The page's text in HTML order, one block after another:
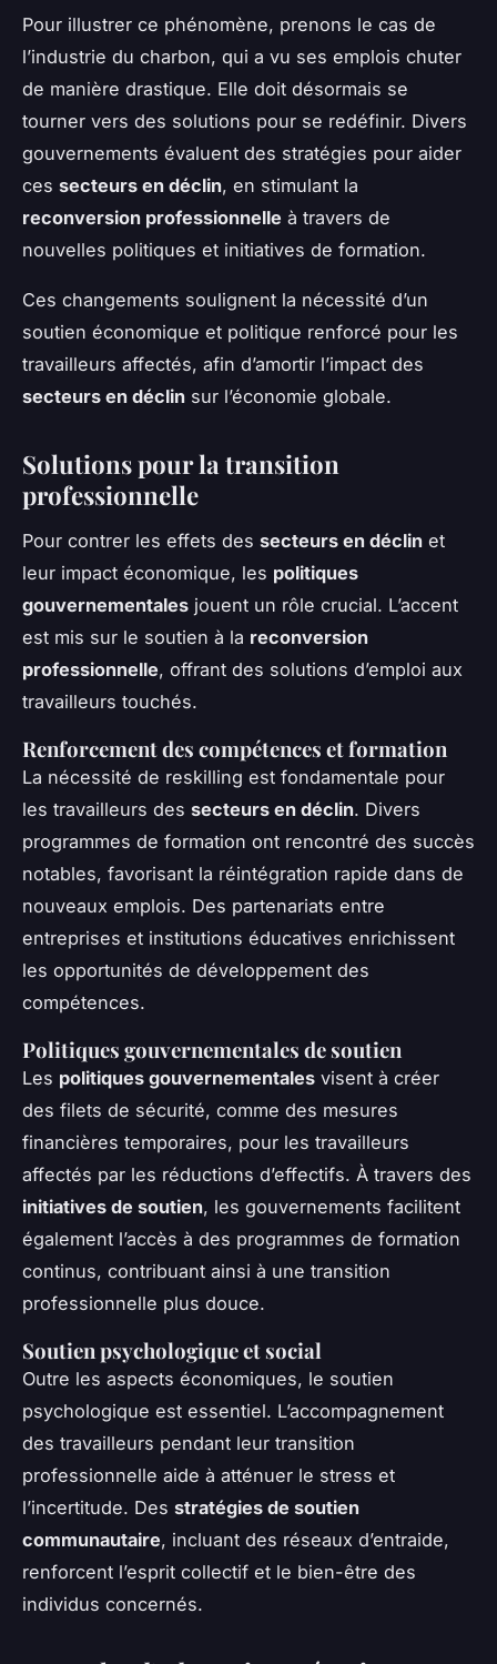
Pour illustrer ce phénomène, prenons le cas de
l’industrie du charbon, qui a vu ses emplois chuter
de manière drastique. Elle doit désormais se
tourner vers des solutions pour se redéfinir. Divers
gouvernements évaluent des stratégies pour aider
ces secteurs en déclin, en stimulant la
reconversion professionnelle à travers de
nouvelles politiques et initiatives de formation.
Ces changements soulignent la nécessité d’un
soutien économique et politique renforcé pour les
travailleurs affectés, afin d’amortir l’impact des
secteurs en déclin sur l’économie globale.
Solutions pour la transition
professionnelle
Pour contrer les effets des secteurs en déclin et
leur impact économique, les politiques
gouvernementales jouent un rôle crucial. L’accent
est mis sur le soutien à la reconversion
professionnelle, offrant des solutions d’emploi aux
travailleurs touchés.
Renforcement des compétences et formation
La nécessité de reskilling est fondamentale pour
les travailleurs des secteurs en déclin. Divers
programmes de formation ont rencontré des succès
notables, favorisant la réintégration rapide dans de
nouveaux emplois. Des partenariats entre
entreprises et institutions éducatives enrichissent
les opportunités de développement des
compétences.
Politiques gouvernementales de soutien
Les politiques gouvernementales visent à créer
des filets de sécurité, comme des mesures
financières temporaires, pour les travailleurs
affectés par les réductions d’effectifs. À travers des
initiatives de soutien, les gouvernements facilitent
également l’accès à des programmes de formation
continus, contribuant ainsi à une transition
professionnelle plus douce.
Soutien psychologique et social
Outre les aspects économiques, le soutien
psychologique est essentiel. L’accompagnement
des travailleurs pendant leur transition
professionnelle aide à atténuer le stress et
l’incertitude. Des stratégies de soutien
communautaire, incluant des réseaux d’entraide,
renforcent l’esprit collectif et le bien-être des
individus concernés.